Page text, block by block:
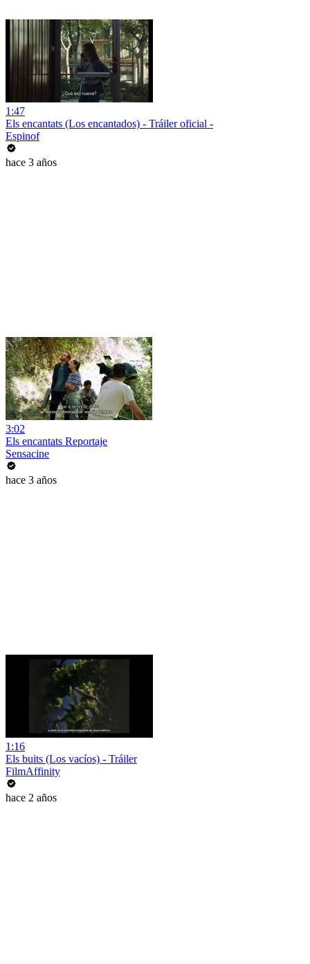
1:47
Els encantats (Los encantados) - Tráiler oficial -
Espinof
hace 3 años
3:02
Els encantats Reportaje
Sensacine
hace 3 años
1:16
Els buits (Los vacíos) - Tráiler
FilmAffinity
hace 2 años